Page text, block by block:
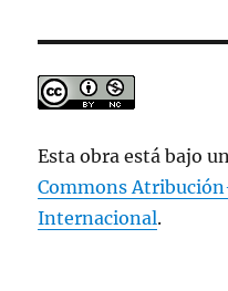
Esta obra está bajo
Commons
Internacional.